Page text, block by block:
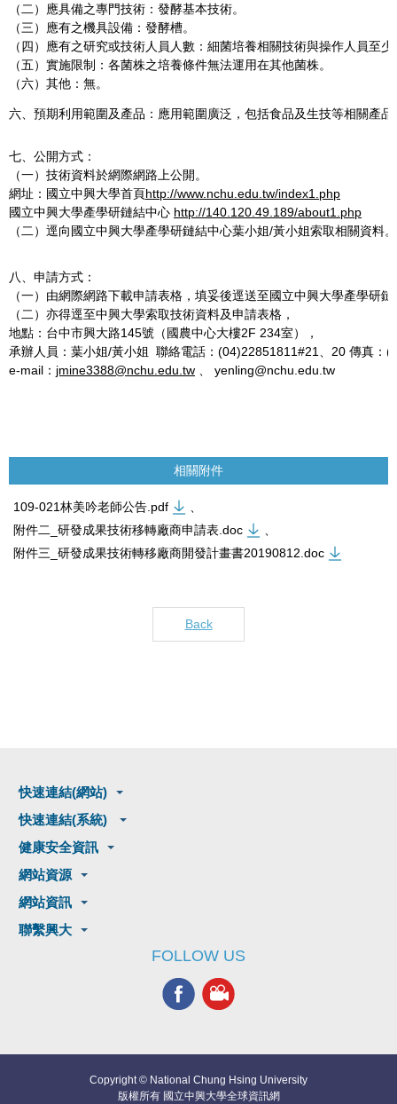
（二）應具備之專門技術：發酵基本技術。
（三）應有之機具設備：發酵槽。
（四）應有之研究或技術人員人數：細菌培養相關技術與操作人員至少
（五）實施限制：各菌株之培養條件無法運用在其他菌株。
（六）其他：無。
六、預期利用範圍及產品：應用範圍廣泛，包括食品及生技等相關產品
七、公開方式：
（一）技術資料於網際網路上公開。
網址：國立中興大學首頁http://www.nchu.edu.tw/index1.php
國立中興大學產學研鏈結中心 http://140.120.49.189/about1.php
（二）逕向國立中興大學產學研鏈結中心葉小姐/黃小姐索取相關資料。
八、申請方式：
（一）由網際網路下載申請表格，填妥後逕送至國立中興大學產學研
（二）亦得逕至中興大學索取技術資料及申請表格，
地點：台中市興大路145號（國農中心大樓2F 234室），
承辦人員：葉小姐/黃小姐 聯絡電話：(04)22851811#21、20 傳真：
e-mail： jmine3388@nchu.edu.tw 、 yenling@nchu.edu.tw
相關附件
109-021林美吟老師公告.pdf
附件二_研發成果技術移轉廠商申請表.doc
附件三_研發成果技術轉移廠商開發計畫書20190812.doc
Back
快速連結(網站)
快速連結(系統)
健康安全資訊
網站資源
網站資訊
聯繫興大
FOLLOW US
Copyright © National Chung Hsing University
版權所有 國立中興大學全球資訊網